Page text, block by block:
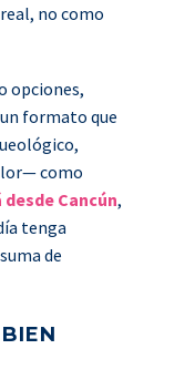
no como
opciones,
formato que
como
Cancún,
tenga
de